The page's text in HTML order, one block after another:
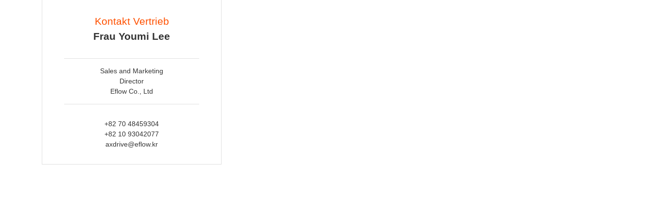
Kontakt Vertrieb
Frau Youmi Lee
Sales and Marketing
Director
Eflow Co., Ltd
+82 70 48459304
+82 10 93042077
axdrive@eflow.kr